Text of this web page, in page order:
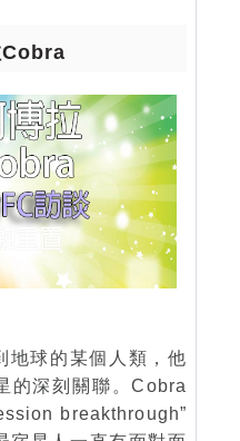
地球的某個人類，他
的深刻關聯。Cobra
breakthrough”